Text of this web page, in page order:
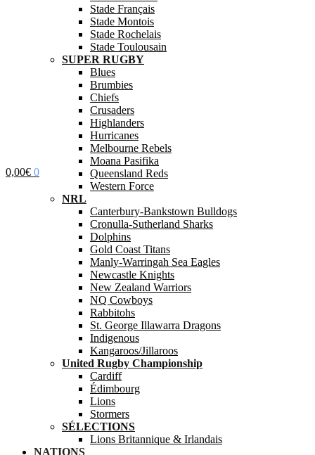
0,00€ 0
Stade Français
Stade Montois
Stade Rochelais
Stade Toulousain
SUPER RUGBY
Blues
Brumbies
Chiefs
Crusaders
Highlanders
Hurricanes
Melbourne Rebels
Moana Pasifika
Queensland Reds
Western Force
NRL
Canterbury-Bankstown Bulldogs
Cronulla-Sutherland Sharks
Dolphins
Gold Coast Titans
Manly-Warringah Sea Eagles
Newcastle Knights
New Zealand Warriors
NQ Cowboys
Rabbitohs
St. George Illawarra Dragons
Indigenous
Kangaroos/Jillaroos
United Rugby Championship
Cardiff
Édimbourg
Lions
Stormers
SÉLECTIONS
Lions Britannique & Irlandais
NATIONS